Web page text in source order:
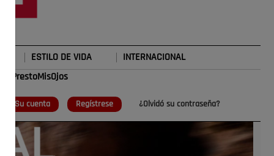
ESTILO DE VIDA INTERNACIONAL
Su cuenta Regístrese ¿Olvidó su contraseña?